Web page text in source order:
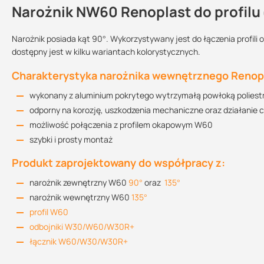
Narożnik NW60 Renoplast do
Narożnik posiada kąt 90°. Wykorzystywany jest do łączenia
dostępny jest w kilku wariantach kolorystycznych.
Charakterystyka narożnika wewnętrznego
wykonany z aluminium pokrytego wytrzymałą powłoką
odporny na korozję, uszkodzenia mechaniczne oraz
możliwość połączenia z profilem okapowym W60
szybki i prosty montaż
Produkt zaprojektowany do współpracy z:
narożnik zewnętrzny W60 90° oraz 135°
narożnik wewnętrzny W60 135°
profil W60
odbojniki W30/W60/W30R+
łącznik W60/W30/W30R+
Sprzedajemy na:
sztuki
Podlega
zwrotowi?:
tak
1.86 MB
Informacja techniczna
2.33 MB
Kontakt